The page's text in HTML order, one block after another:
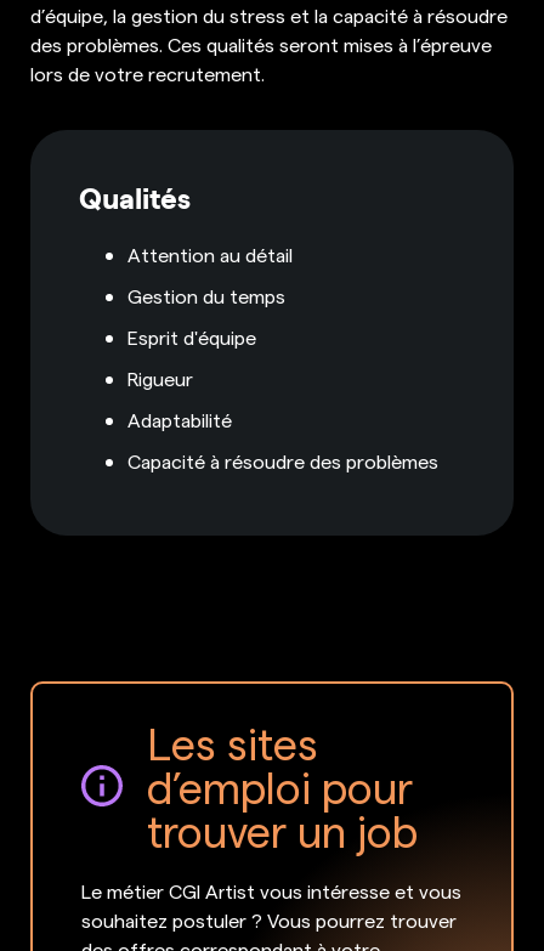
d’équipe, la gestion du stress et la capacité à résoudre
des problèmes. Ces qualités seront mises à l’épreuve
lors de votre recrutement.
Qualités
Attention au détail
Gestion du temps
Esprit d'équipe
Rigueur
Adaptabilité
Capacité à résoudre des problèmes
Les sites
d’emploi pour
trouver un job
Le métier CGI Artist vous intéresse et vous
souhaitez postuler ? Vous pourrez trouver